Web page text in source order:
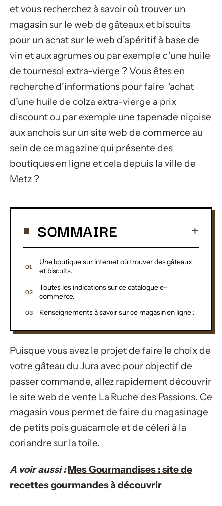
et vous recherchez à savoir où trouver un
magasin sur le web de gâteaux et biscuits
pour un achat sur le web d’apéritif à base de
vin et aux agrumes ou par exemple d’une huile
de tournesol extra-vierge ? Vous êtes en
recherche d’informations pour faire l’achat
d’une huile de colza extra-vierge a prix
discount ou par exemple une tapenade niçoise
aux anchois sur un site web de commerce au
sein de ce magazine qui présente des
boutiques en ligne et cela depuis la ville de
Metz ?
SOMMAIRE
Une boutique sur internet où trouver des gâteaux
et biscuits.
Toutes les indications sur ce catalogue e-
commerce.
Renseignements à savoir sur ce magasin en ligne :
Puisque vous avez le projet de faire le choix de
votre gâteau du Jura avec pour objectif de
passer commande, allez rapidement découvrir
le site web de vente La Ruche des Passions. Ce
magasin vous permet de faire du magasinage
de petits pois guacamole et de céleri à la
coriandre sur la toile.
A voir aussi : Mes Gourmandises : site de
recettes gourmandes à découvrir